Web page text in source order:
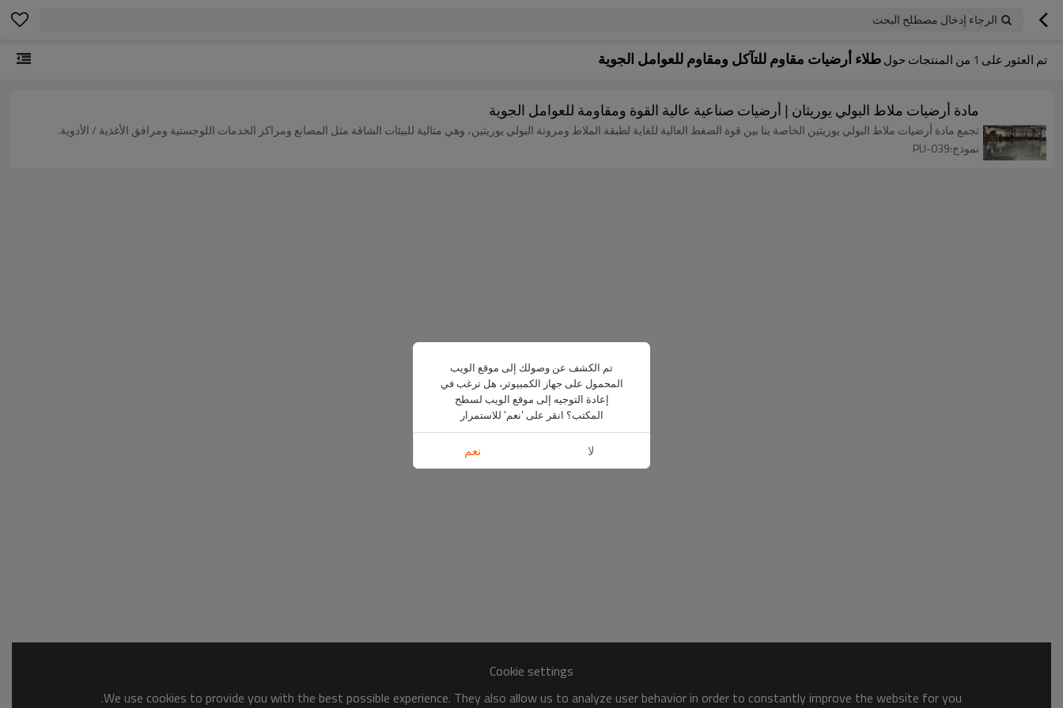
الرجاء إدخال مصطلح البحث
تم العثور على 1 من المنتجات حولطلاء أرضيات مقاوم للتآكل ومقاوم للعوامل الجوية
مادة أرضيات ملاط البولي يوريثان | أرضيات صناعية عالية القوة ومقاومة للعوامل الجوية
تجمع مادة أرضيات ملاط البولي يوريثين الخاصة بنا بين قوة الضغط العالية للغاية لطبقة الملاط ومرونة البولي يوريثين، وهي مثالية للبيئات الشاقة مثل المصانع ومراكز الخدمات اللوجستية ومرافق الأغذية / الأدوية.
نموذج:PU-039
Cookie settings
We use cookies to provide you with the best possible experience. They also allow us to analyze user behavior in order to constantly improve the website for you.
تم الكشف عن وصولك إلى موقع الويب
المحمول على جهاز الكمبيوتر، هل ترغب في
إعادة التوجيه إلى موقع الويب لسطح
المكتب؟ انقر على 'نعم' للاستمرار
لا نعم